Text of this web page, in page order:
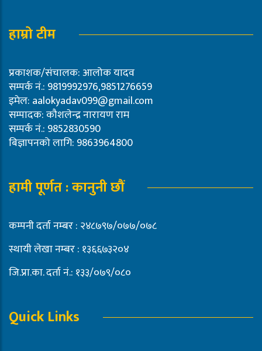
हाम्रो टीम
प्रकाशक/संचालक: आलोक यादव
सम्पर्क नं.: 9819992976,9851276659
इमेल: aalokyadav099@gmail.com
सम्पादक: कौशलेन्द्र नारायण राम
सम्पर्क नं.: 9852830590
बिज्ञापनको लागि: 9863964800
हामी पूर्णत : कानुनी छौं
कम्पनी दर्ता नम्बर : २४८७९७/०७७/०७८
स्थायी लेखा नम्बर : १३६६७३२०४
जि.प्रा.का. दर्ता नं.: १३३/०७९/०८०
Quick Links